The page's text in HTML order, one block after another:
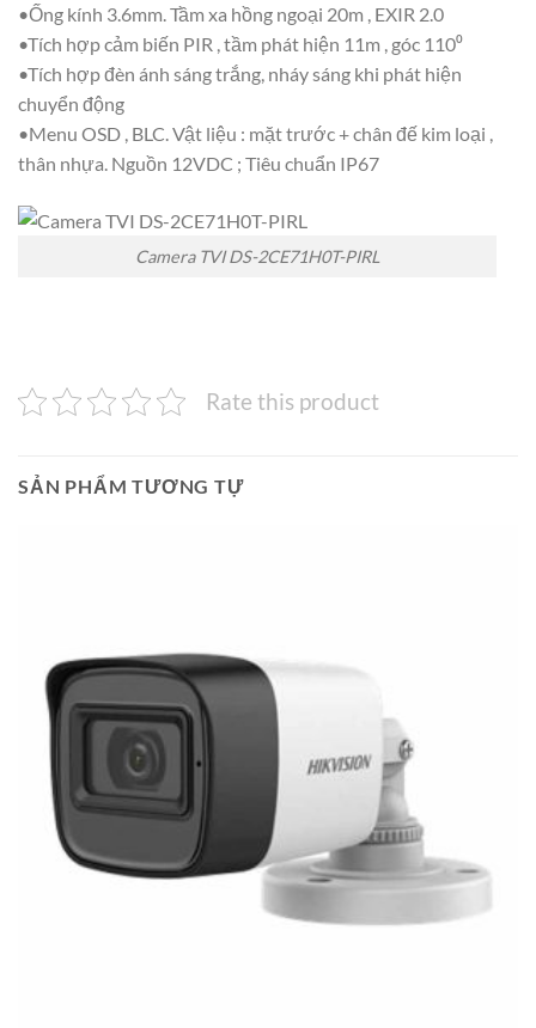
•Ống kính 3.6mm. Tầm xa hồng ngoại 20m , EXIR 2.0
•Tích hợp cảm biến PIR , tầm phát hiện 11m , góc 110⁰
•Tích hợp đèn ánh sáng trắng, nháy sáng khi phát hiện
chuyển động
•Menu OSD , BLC. Vật liệu : mặt trước + chân đế kim loại ,
thân nhựa. Nguồn 12VDC ; Tiêu chuẩn IP67
Camera TVI DS-2CE71H0T-PIRL
Rate this product
SẢN PHẨM TƯƠNG TỰ